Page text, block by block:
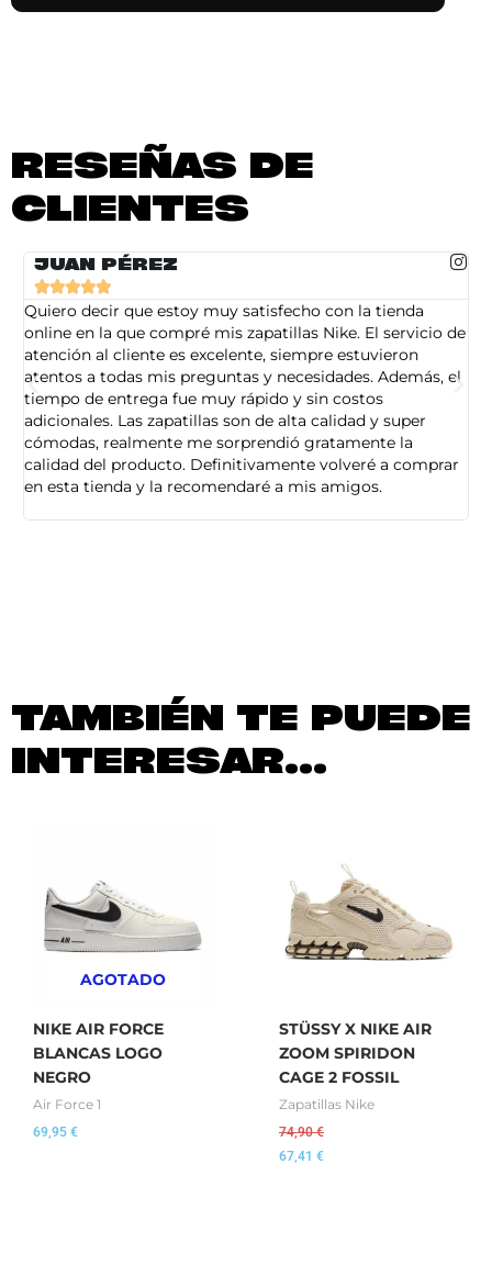
RESEÑAS DE
CLIENTES
JUAN PÉREZ

Quiero decir que estoy muy satisfecho con la tienda
online en la que compré mis zapatillas Nike. El servicio de
atención al cliente es excelente, siempre estuvieron
atentos a todas mis preguntas y necesidades. Además, el
tiempo de entrega fue muy rápido y sin costos
adicionales. Las zapatillas son de alta calidad y super
cómodas, realmente me sorprendió gratamente la
calidad del producto. Definitivamente volveré a comprar
en esta tienda y la recomendaré a mis amigos.
TAMBIÉN TE PUEDE
INTERESAR...
AGOTADO
NIKE AIR FORCE
BLANCAS LOGO
NEGRO
Air Force 1
69,95 €
STÜSSY X NIKE AIR
ZOOM SPIRIDON
CAGE 2 FOSSIL
Zapatillas Nike
74,90€
67,41 €